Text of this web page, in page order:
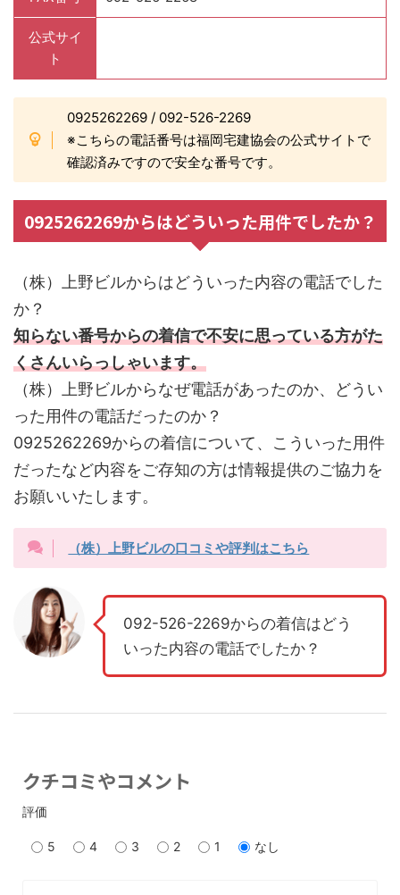
公式サイ
ト
0925262269 / 092-526-2269
※こちらの電話番号は福岡宅建協会の公式サイトで
確認済みですので安全な番号です。
0925262269からはどういった用件でしたか？
（株）上野ビルからはどういった内容の電話でした
か？
知らない番号からの着信で不安に思っている方がた
くさんいらっしゃいます。
（株）上野ビルからなぜ電話があったのか、どうい
った用件の電話だったのか？
0925262269からの着信について、こういった用件
だったなど内容をご存知の方は情報提供のご協力を
お願いいたします。
（株）上野ビルの口コミや評判はこちら
092-526-2269からの着信はどう
いった内容の電話でしたか？
クチコミやコメント
評価
5 4 3 2 1 なし